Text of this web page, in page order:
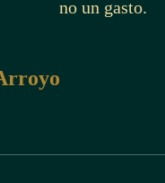
no un gasto.